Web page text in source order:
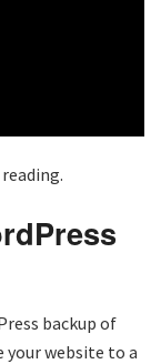
backup of
website to a